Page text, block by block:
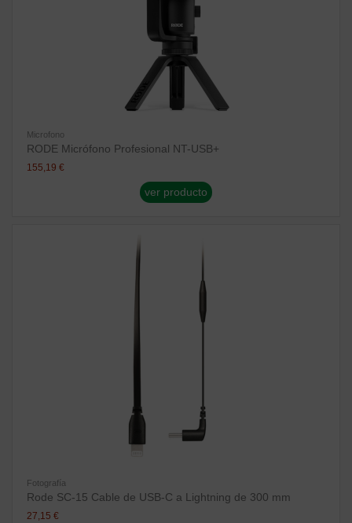
Microfono
RODE Micrófono Profesional NT-USB+
155,19 €
ver producto
Fotografía
Rode SC-15 Cable de USB-C a Lightning de 300 mm
27,15 €